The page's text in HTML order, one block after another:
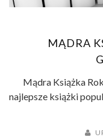
MĄDRA
Mądra Książka
najlepsze książki